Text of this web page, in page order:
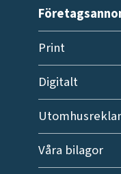
Print
Digitalt
Våra bilagor